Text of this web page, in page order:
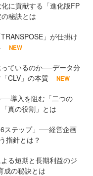
に貢献する「進化版FP
秘訣とは
」が仕掛け
NEW
ているのか──データ分
CLV」の本質
NEW
導入を阻む「二つの
真の役割」とは
ステップ」──経営企画
指針とは？
る短期と長期利益のジ
成の秘訣とは